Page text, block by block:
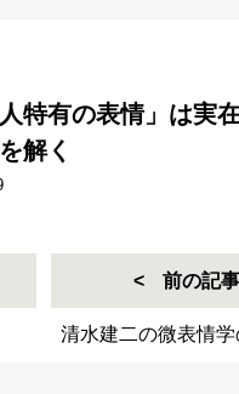
人特有の表情」は
解く
前の記事
清水建二の微表情